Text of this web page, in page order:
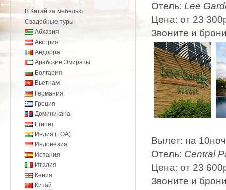
Отель: Lee
Цена: от 23
Звоните и
Вылет: на
Отель: Central
Цена: от 23
Звоните и
В Китай за мебелью
Свадебные туры
Абхазия
Австрия
Андорра
Арабские Эмираты
Болгария
Вьетнам
Германия
Греция
Доминикана
Египет
Индия (ГОА)
Индонезия
Испания
Италия
Кения
Китай